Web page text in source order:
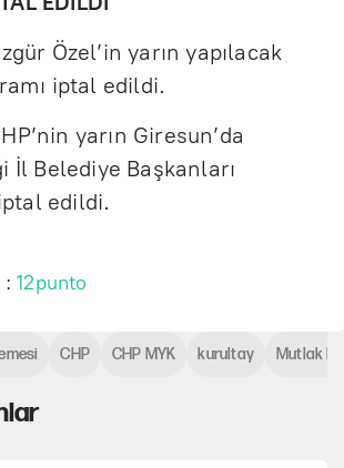
Özel’in yarın yapılacak
iptal edildi.
yarın Giresun’da
İl Belediye Başkanları
edildi.
:12punto
CHP CHP MYK kurultay Mutlak